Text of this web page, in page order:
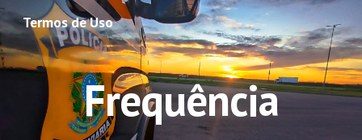
Skip to main content Skip to navigation
Termos de Uso
Frequência